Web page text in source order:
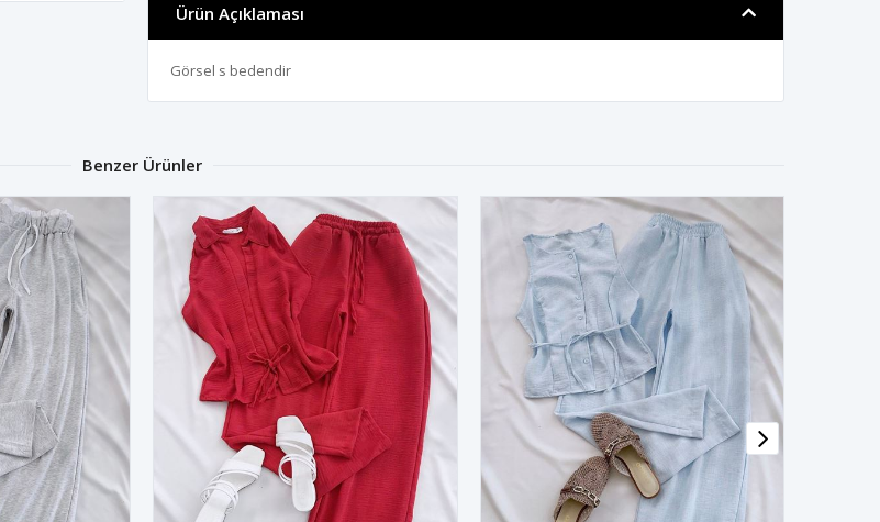
Ürün Açıklaması
Görsel s bedendir
Benzer Ürünler